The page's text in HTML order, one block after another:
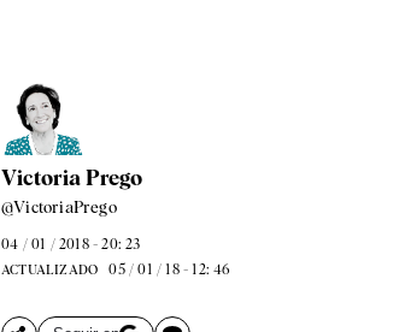
Victoria Prego
@VictoriaPrego
04 / 01 / 2018 - 20: 23
ACTUALIZADO 05 / 01 / 18 - 12: 46